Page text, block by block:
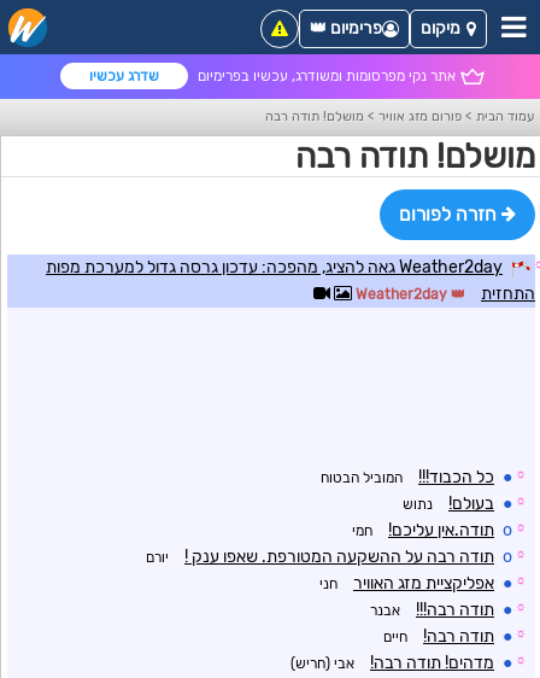
אתר נקי מפרסומות ומשודרג, עכשיו בפרימיום שדרג עכשיו
מיקום פרימיום 👑
עמוד הבית > פורום מזג אוויר > מושלם! תודה רבה
מושלם! תודה רבה
חזרה לפורום
Weather2day גאה להציג, מהפכה: עדכון גרסה גדול למערכת מפות
התחזית
☼
● כל הכבוד!!! המוביל הבטוח
☼
● בעולם! נתוש
☼
o תודה.אין עליכם! חמי
☼
o תודה רבה על ההשקעה המטורפת. שאפו ענק ! יורם
☼
● אפליקציית מזג האוויר חני
☼
● תודה רבה!!! אבנר
☼
● תודה רבה! חיים
☼
● מדהים! תודה רבה! אבי (חריש)